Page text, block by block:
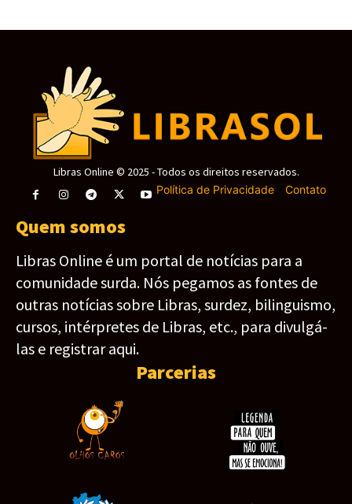
Libras Online © 2025 - Todos os direitos reservados.
Política de Privacidade- Contato
Quem somos
Libras Online é um portal de notícias para a
comunidade surda. Nós pegamos as fontes de
outras notícias sobre Libras, surdez, bilinguismo,
cursos, intérpretes de Libras, etc., para divulgá-
las e registrar aqui.
Parcerias